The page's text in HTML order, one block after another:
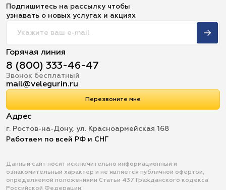
Подпишитесь на рассылку чтобы
узнавать о новых услугах и акциях
Горячая линия
8 (800) 333-46-47
Звонок бесплатный
mail@velegurin.ru
Перезвоните мне
Адрес
г. Ростов-на-Дону, ул. Красноармейская 168
Работаем по всей РФ и СНГ
Данный сайт носит исключительно информационный и
ознакомительный характер и не является публичной офертой,
определяемой положениями Статьи 437 Гражданского кодекса
Российской Федерации.